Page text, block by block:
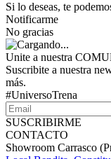
Si lo deseas, te
Notificarme
No gracias
Unite a nuestra
Suscribite a nuestra
más.
#UniversoTrena
SUSCRIBIRME
CONTACTO
Showroom Carrasco